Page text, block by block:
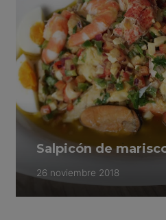
Salpicón de
26 noviembre 2018